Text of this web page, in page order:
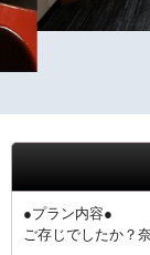
●プラン内容●
ご存じでしたか？